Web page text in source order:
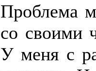
Проблема
со своими
У меня с